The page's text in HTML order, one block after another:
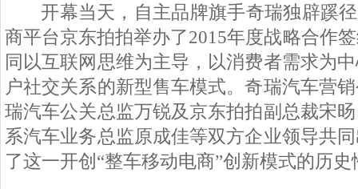
开幕当天，自主品牌旗手奇瑞独辟蹊
商平台京东拍拍举办了2015年度战略合作
同以互联网思维为主导，以消费者需求为
户社交关系的新型售车模式。奇瑞汽车营
瑞汽车公关总监万锐及京东拍拍副总裁宋
系汽车业务总监原成佳等双方企业领导共
了这一开创“整车移动电商”创新模式的历史